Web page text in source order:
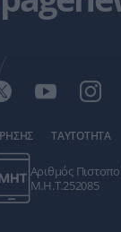
ΤΑΥΤΟΤΗΤΑ
Αριθμός
Μ.Η.Τ.252085